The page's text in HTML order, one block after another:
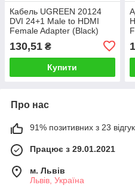
Кабель UGREEN 20124
DVI 24+1 Male to HDMI
Female Adapter (Black)
130,51 ₴
Купити
Про нас
91% позитивних з 23
Працює з 29.01.2021
м. Львів
Львів, Україна